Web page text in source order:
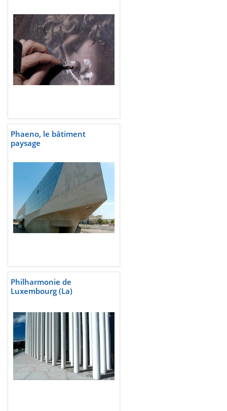
Phaeno, le bâtiment
paysage
Philharmonie de
Luxembourg (La)